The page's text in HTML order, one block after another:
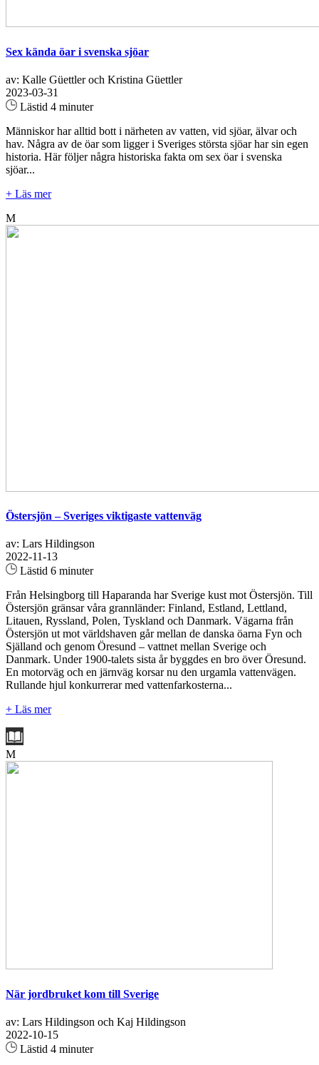
Sex kända öar i svenska sjöar
av: Kalle Güettler och Kristina Güettler
2023-03-31
Lästid 4 minuter
Människor har alltid bott i närheten av vatten, vid sjöar, älvar och
hav. Några av de öar som ligger i Sveriges största sjöar har sin egen
historia. Här följer några historiska fakta om sex öar i svenska
sjöar...
+ Läs mer
M
Östersjön – Sveriges viktigaste vattenväg
av: Lars Hildingson
2022-11-13
Lästid 6 minuter
Från Helsingborg till Haparanda har Sverige kust mot Östersjön. Till
Östersjön gränsar våra grannländer: Finland, Estland, Lettland,
Litauen, Ryssland, Polen, Tyskland och Danmark. Vägarna från
Östersjön ut mot världshaven går mellan de danska öarna Fyn och
Själland och genom Öresund – vattnet mellan Sverige och
Danmark. Under 1900-talets sista år byggdes en bro över Öresund.
En motorväg och en järnväg korsar nu den urgamla vattenvägen.
Rullande hjul konkurrerar med vattenfarkosterna...
+ Läs mer
M
När jordbruket kom till Sverige
av: Lars Hildingson och Kaj Hildingson
2022-10-15
Lästid 4 minuter